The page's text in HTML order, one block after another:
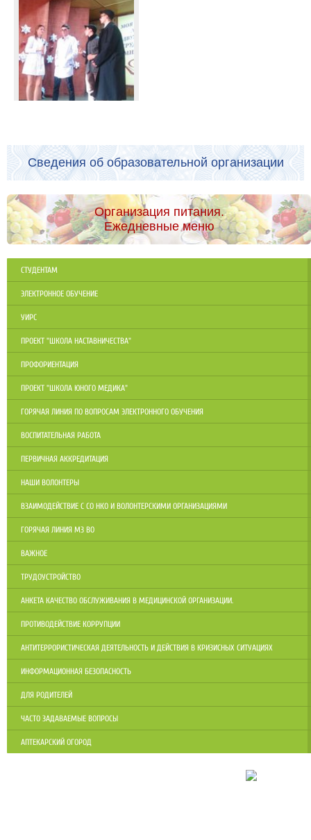
Сведения об образовательной организации
Организация питания.
Ежедневные меню
СТУДЕНТАМ
ЭЛЕКТРОННОЕ ОБУЧЕНИЕ
УИРС
ПРОЕКТ "ШКОЛА НАСТАВНИЧЕСТВА"
ПРОФОРИЕНТАЦИЯ
ПРОЕКТ "ШКОЛА ЮНОГО МЕДИКА"
ГОРЯЧАЯ ЛИНИЯ ПО ВОПРОСАМ ЭЛЕКТРОННОГО ОБУЧЕНИЯ
ВОСПИТАТЕЛЬНАЯ РАБОТА
ПЕРВИЧНАЯ АККРЕДИТАЦИЯ
НАШИ ВОЛОНТЕРЫ
ВЗАИМОДЕЙСТВИЕ С СО НКО И ВОЛОНТЕРСКИМИ ОРГАНИЗАЦИЯМИ
ГОРЯЧАЯ ЛИНИЯ МЗ ВО
ВАЖНОЕ
ТРУДОУСТРОЙСТВО
АНКЕТА КАЧЕСТВО ОБСЛУЖИВАНИЯ В МЕДИЦИНСКОЙ ОРГАНИЗАЦИИ.
ПРОТИВОДЕЙСТВИЕ КОРРУПЦИИ
АНТИТЕРРОРИСТИЧЕСКАЯ ДЕЯТЕЛЬНОСТЬ И ДЕЙСТВИЯ В КРИЗИСНЫХ СИТУАЦИЯХ
ИНФОРМАЦИОННАЯ БЕЗОПАСНОСТЬ
ДЛЯ РОДИТЕЛЕЙ
ЧАСТО ЗАДАВАЕМЫЕ ВОПРОСЫ
АПТЕКАРСКИЙ ОГОРОД